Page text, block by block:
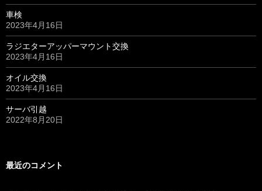
車検
2023年4月16日
ラジエターアッパーマウント交換
2023年4月16日
オイル交換
2023年4月16日
サーバ引越
2022年8月20日
最近のコメント